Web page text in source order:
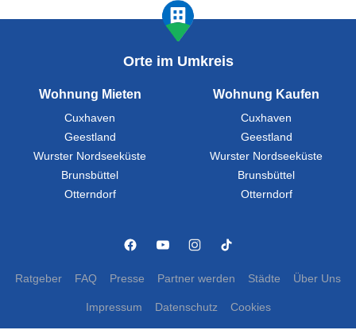
Orte im Umkreis
Wohnung Mieten
Cuxhaven
Geestland
Wurster Nordseeküste
Brunsbüttel
Otterndorf
Wohnung Kaufen
Cuxhaven
Geestland
Wurster Nordseeküste
Brunsbüttel
Otterndorf
Ratgeber FAQ Presse Partner werden Städte Über Uns
Impressum Datenschutz Cookies